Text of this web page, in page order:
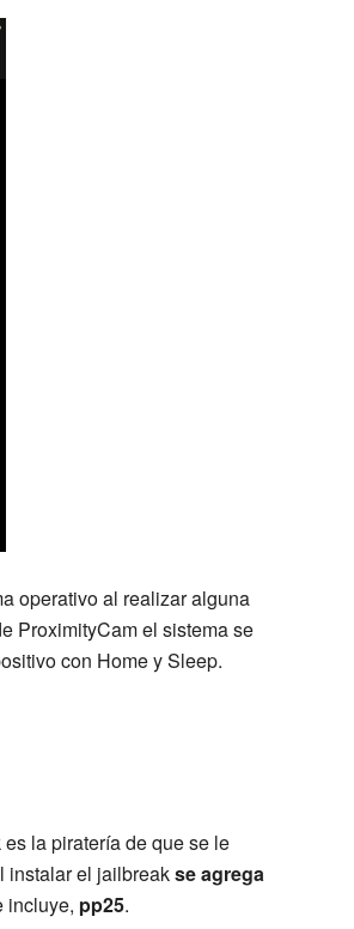
operativo al realizar alguna
ProximityCam el sistema se
con Home y Sleep.
la piratería de que se le
instalar el jailbreakse agrega
incluye, pp25.